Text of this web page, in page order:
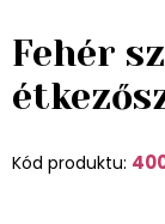
Fehér
Kód produktu: